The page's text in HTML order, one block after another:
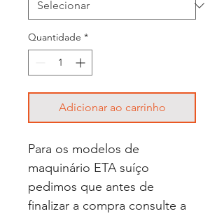
Quantidade *
Adicionar ao carrinho
Para os modelos de
maquinário ETA suíço
pedimos que antes de
finalizar a compra consulte a